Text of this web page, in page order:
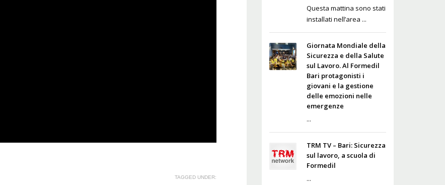
TAGGED UNDER:
Questa mattina sono stati
installati nell’area ...
Giornata Mondiale della
Sicurezza e della Salute
sul Lavoro. Al Formedil
Bari protagonisti i
giovani e la gestione
delle emozioni nelle
emergenze
...
TRM TV – Bari: Sicurezza
sul lavoro, a scuola di
Formedil
...